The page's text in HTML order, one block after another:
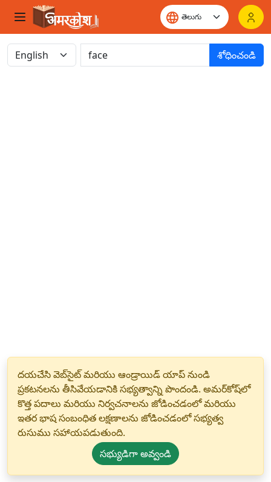
శోధించండి
దయచేసి వెబ్‌సైట్ మరియు ఆండ్రాయిడ్ యాప్ నుండి
ప్రకటనలను తీసివేయడానికి సభ్యత్వాన్ని పొందండి. అమర్‌కోష్‌లో
కొత్త పదాలు మరియు నిర్వచనాలను జోడించడంలో మరియు
ఇతర భాష సంబంధిత లక్షణాలను జోడించడంలో సభ్యత్వ
రుసుము సహాయపడుతుంది.
సభ్యుడిగా అవ్వండి